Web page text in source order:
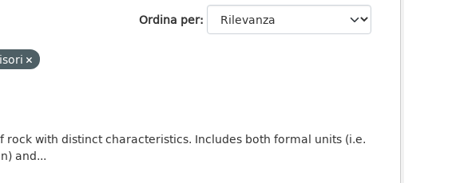
Ordina per
rock with distinct characteristics. Includes both formal units (i.e.
and...